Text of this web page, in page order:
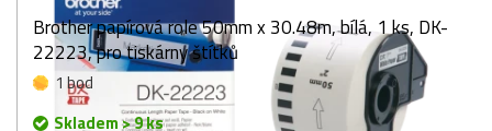
Brother papírová role 50mm x 30.48m, bílá, 1 ks, DK-
22223, pro tiskárny štítků
1 bod
Skladem > 9 ks